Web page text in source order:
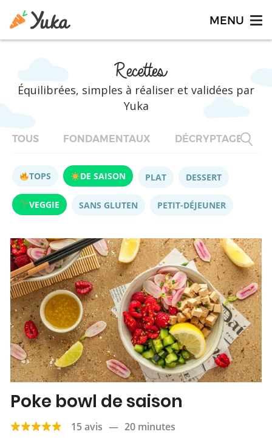
Recettes
Équilibrées, simples à réaliser et validées par
Yuka
TOUS FONDAMENTAUX DÉCRYPTAGES
TOPS DE SAISON PLAT DESSERT
VEGGIE SANS GLUTEN PETIT-DÉJEUNER
Poke bowl de saison
15 avis — 20 minutes